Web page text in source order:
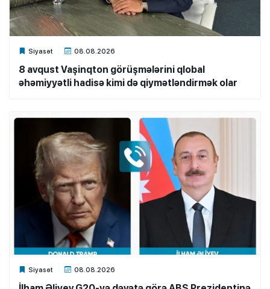
Siyasət 08.08.2026
Xalq.Online
8 avqust Vaşinqton görüşmələrini qlobal
əhəmiyyətli hadisə kimi də qiymətləndirmək olar
Siyasət 08.08.2026
Xalq.Online